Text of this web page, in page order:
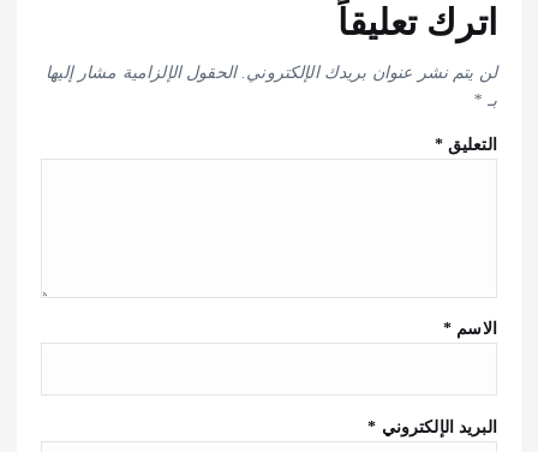
اترك تعليقاً
لن يتم نشر عنوان بريدك الإلكتروني. الحقول الإلزامية مشار إليها
بـ *
التعليق*
الاسم *
البريد الإلكتروني *